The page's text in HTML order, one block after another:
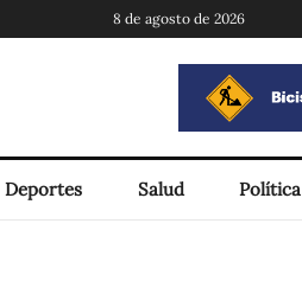
8 de agosto de 2026
Deportes Salud Política